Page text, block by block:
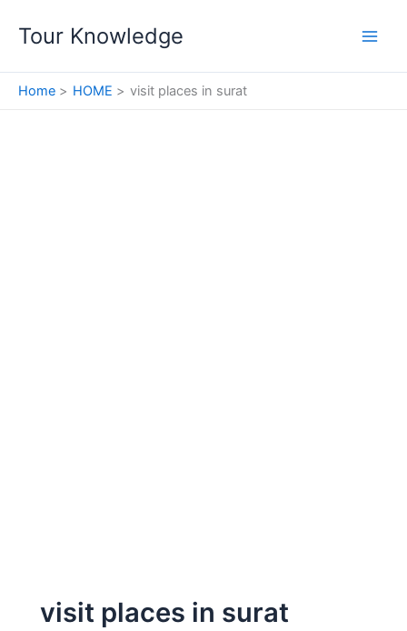
Tour Knowledge
Home HOME visit places in surat
visit places in surat